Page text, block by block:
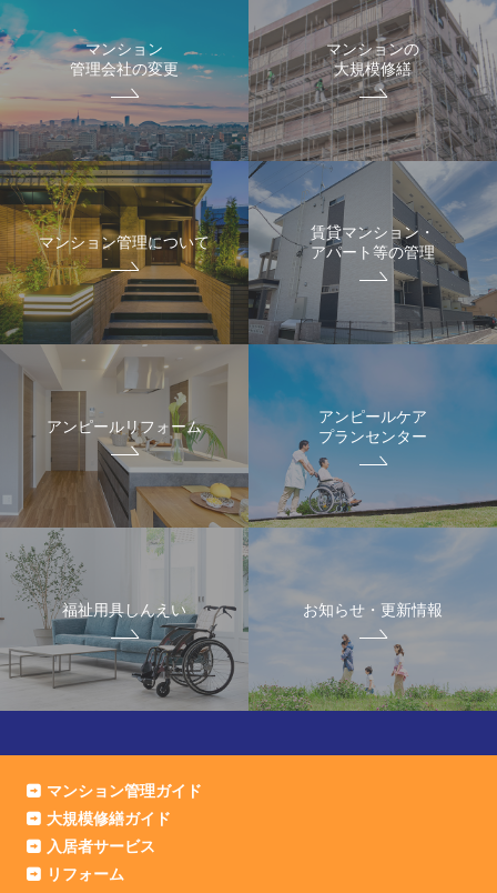
マンション
管理会社の変更
マンションの
大規模修繕
マンション管理について
賃貸マンション・
アパート等の管理
アンピールリフォーム
アンピールケア
プランセンター
福祉用具しんえい お知らせ・更新情報
マンション管理ガイド
大規模修繕ガイド
入居者サービス
リフォーム